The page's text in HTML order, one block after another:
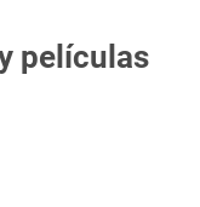
películas